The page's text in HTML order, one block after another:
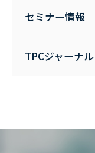
セミナー情報
TPCジャーナル